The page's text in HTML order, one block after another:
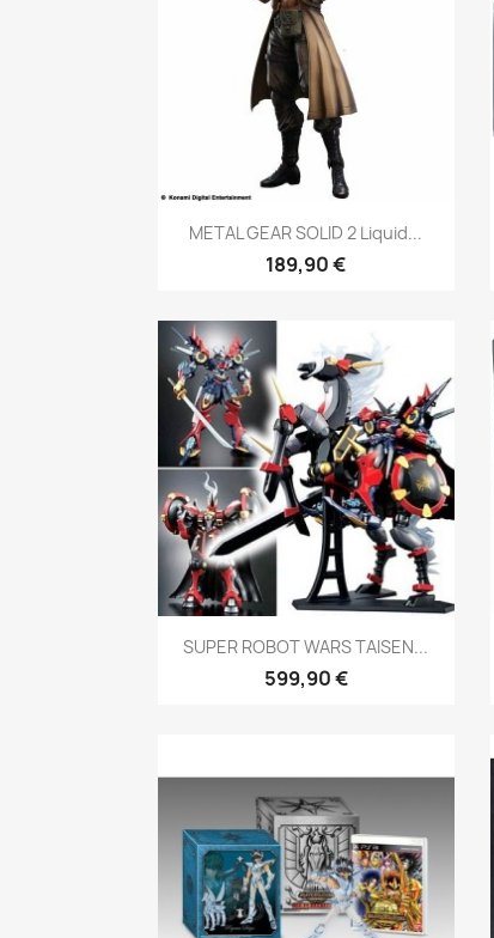
Aperçu rapide
METAL GEAR SOLID 2 Liquid...
189,90 €
Aperçu rapide
SUPER ROBOT WARS TAISEN...
599,90 €